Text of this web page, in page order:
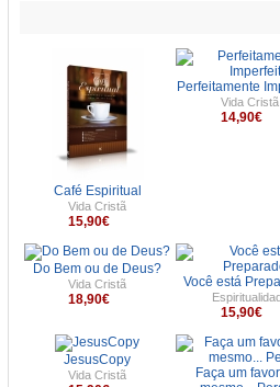
Café Espiritual
Vida Cristã
15,90€
Perfeitamente
Vida Cristã
14,90€
Do Bem ou de Deus?
Vida Cristã
18,90€
Você está
15,90€
JesusCopy
Vida Cristã
Faça um